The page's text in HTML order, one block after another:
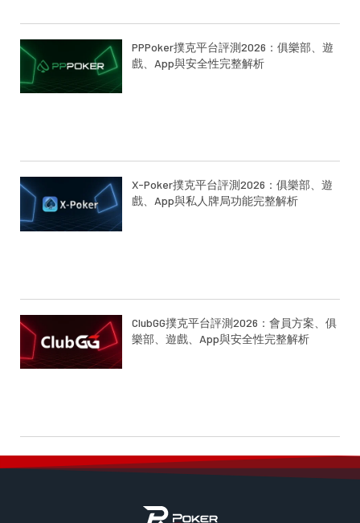
PPPoker撲克平台評測2026：俱樂部、遊
戲、App與安全性完整解析
X-Poker撲克平台評測2026：俱樂部、遊
戲、App與私人牌局功能完整解析
ClubGG撲克平台評測2026：會員方案、俱
樂部、遊戲、App與安全性完整解析